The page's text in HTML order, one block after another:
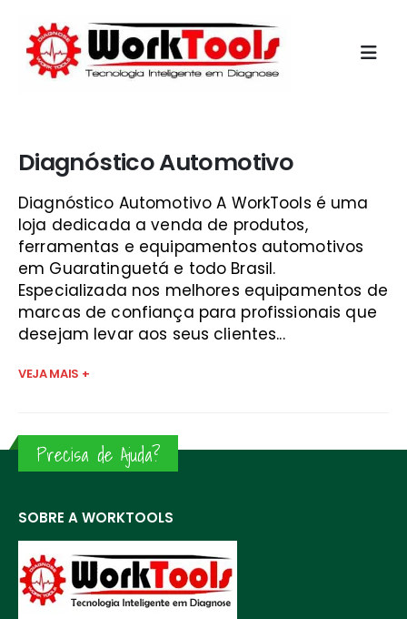
Diagnóstico Automotivo
Diagnóstico Automotivo A WorkTools é uma
loja dedicada a venda de produtos,
ferramentas e equipamentos automotivos
em Guaratinguetá e todo Brasil.
Especializada nos melhores equipamentos de
marcas de confiança para profissionais que
desejam levar aos seus clientes...
VEJA MAIS +
Precisa de Ajuda?
SOBRE A WORKTOOLS